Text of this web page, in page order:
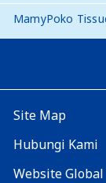
MamyPoko
Site Map
Hubungi Kami
Website Global